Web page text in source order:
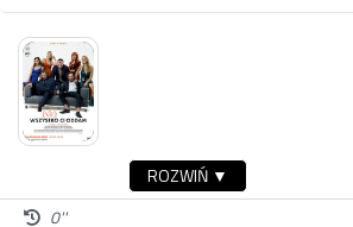
ROZWIŃ ▼
0''